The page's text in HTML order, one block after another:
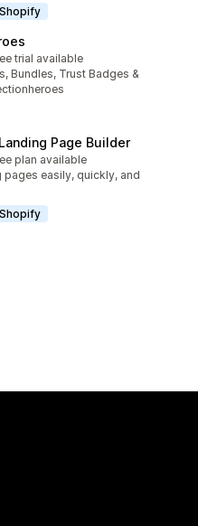
trial available
Bundles, Trust Badges &
Page Builder
plan available
pages easily, quickly, and